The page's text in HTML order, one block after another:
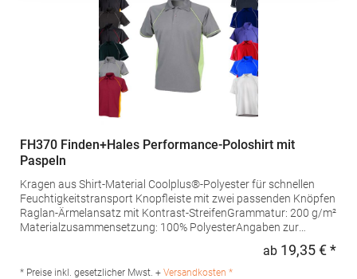
FH370 Finden+Hales Performance-Poloshirt mit
Paspeln
Kragen aus Shirt-Material Coolplus®-Polyester für schnellen
Feuchtigkeitstransport Knopfleiste mit zwei passenden Knöpfen
Raglan-Ärmelansatz mit Kontrast-StreifenGrammatur: 200 g/m²
Materialzusammensetzung: 100% PolyesterAngaben zur
Kingsfordweg 151 1043GR Amsterdam Niederlande E-Mail:
enquiries@findenandhales.com
ab 19,35 € *
* Preise inkl. gesetzlicher Mwst. + Versandkosten *